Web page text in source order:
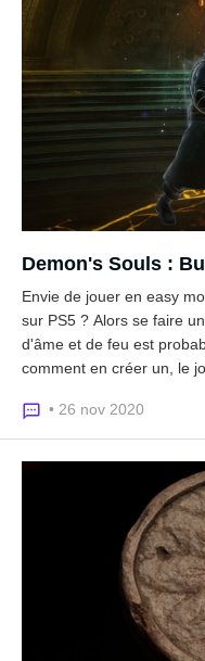
Demon's Souls :
Envie de jouer en easy
sur PS5 ? Alors se faire
d'âme et de feu est
comment en créer un, le
• 26 nov 2020